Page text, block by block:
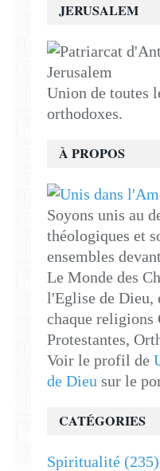
JERUSALEM
Union de toutes
orthodoxes.
À PROPOS
Soyons unis au
théologiques et
ensembles
Le Monde des
l'Eglise de Dieu,
chaque religions
Protestantes,
Voir le profil de
de Dieu sur le
CATÉGORIES
Spiritualité (235)